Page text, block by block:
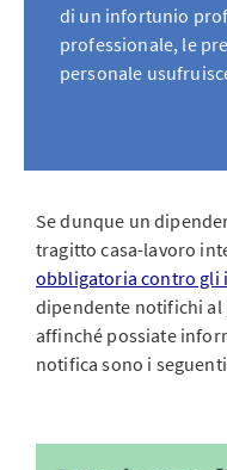
di un infortunio
professionale, le
personale
Se dunque un
tragitto casa-lavoro
obbligatoria contro gli
dipendente notifichi
affinché possiate
notifica sono i